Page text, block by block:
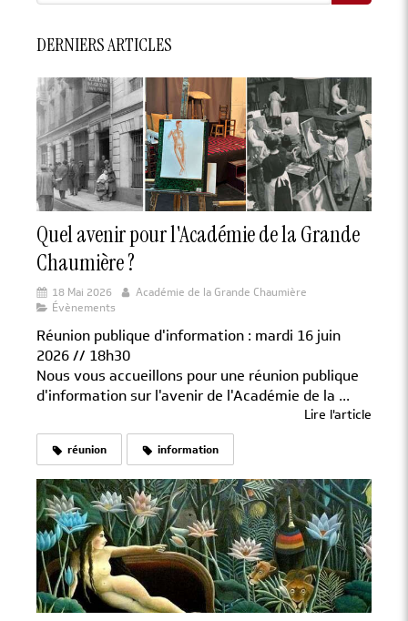
DERNIERS ARTICLES
Quel avenir pour l'Académie de la Grande
Chaumière ?
18 Mai 2026
Académie de la Grande Chaumière
Évènements
Réunion publique d'information : mardi 16 juin
2026 // 18h30
Nous vous accueillons pour une réunion publique
d'information sur l'avenir de l'Académie de la ...
Lire l'article
réunion information